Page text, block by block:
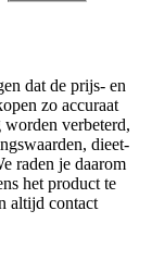
dat de prijs- en
zo accuraat
verbeterd,
dieet-
raden je daarom
het product te
altijd contact